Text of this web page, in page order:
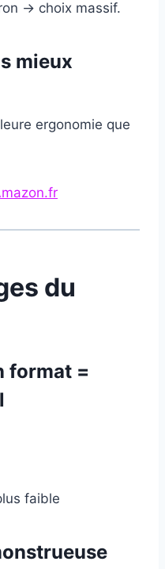
→ choix massif.
mieux
ergonomie que
du
format =
faible